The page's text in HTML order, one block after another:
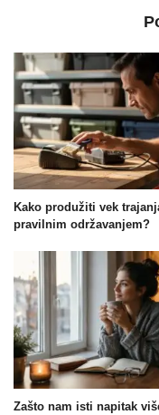
Kako produžiti vek
pravilnim održavanjem?
Zašto nam isti napitak